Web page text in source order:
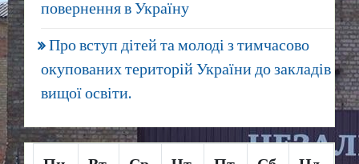
повернення в Україну
Про вступ дітей та молоді з тимчасово
окупованих територій України до закладів
вищої освіти.